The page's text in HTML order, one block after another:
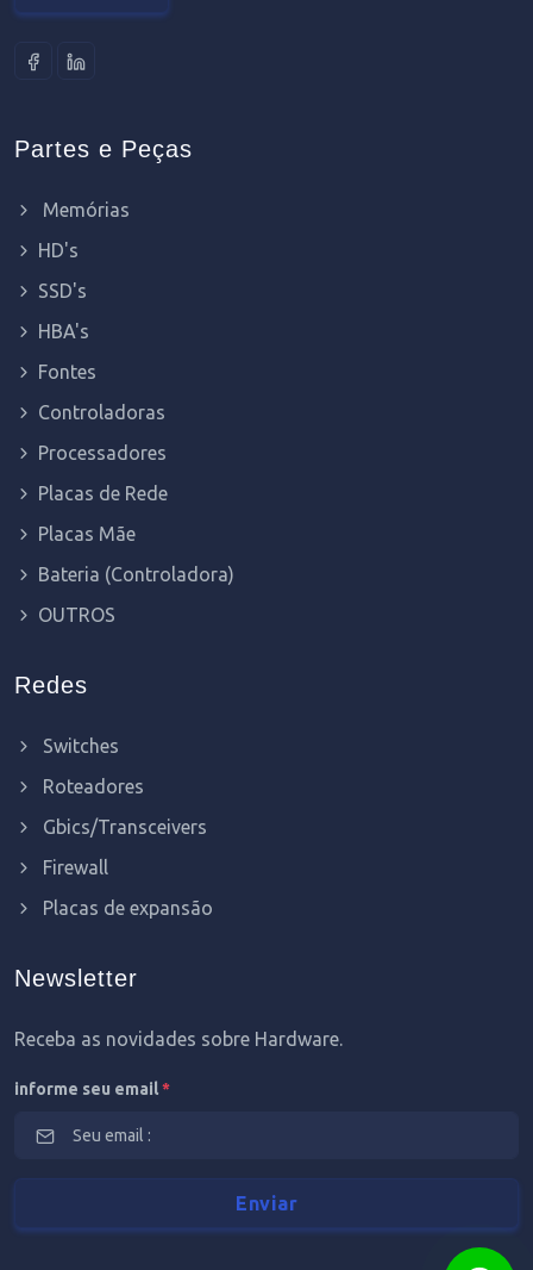
Partes e Peças
Memórias
HD's
SSD's
HBA's
Fontes
Controladoras
Processadores
Placas de Rede
Placas Mãe
Bateria (Controladora)
OUTROS
Redes
Switches
Roteadores
Gbics/Transceivers
Firewall
Placas de expansão
Newsletter
Receba as novidades sobre Hardware.
informe seu email*